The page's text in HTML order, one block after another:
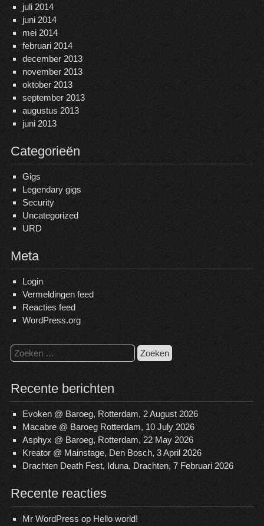
juli 2014
juni 2014
mei 2014
februari 2014
december 2013
november 2013
oktober 2013
september 2013
augustus 2013
juni 2013
Categorieën
Gigs
Legendary gigs
Security
Uncategorized
URD
Meta
Login
Vermeldingen feed
Reacties feed
WordPress.org
Zoeken
naar:
Recente berichten
Evoken @ Baroeg, Rotterdam, 2 August 2026
Macabre @ Baroeg Rotterdam, 10 July 2026
Asphyx @ Baroeg, Rotterdam, 22 May 2026
Kreator @ Mainstage, Den Bosch, 3 April 2026
Drachten Death Fest, Iduna, Drachten, 7 Februari 2026
Recente reacties
Mr WordPress op Hello world!